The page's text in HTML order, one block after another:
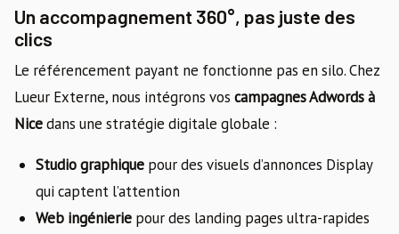
Un accompagnement 360°, pas juste des
clics
Le référencement payant ne fonctionne pas en silo. Chez
Lueur Externe, nous intégrons vos campagnes Adwords à
Nicedans une stratégie digitale globale :
Studio graphique pour des visuels d’annonces Display
qui captent l’attention
Web ingénierie pour des landing pages ultra-rapides